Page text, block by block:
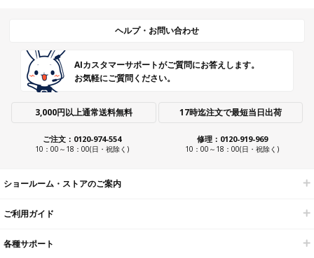
ヘルプ・お問い合わせ
AIカスタマーサポートがご質問にお答えします。
お気軽にご質問ください。
3,000円以上通常送料無料 17時迄注文で最短当日出荷
ご注文：0120-974-554
10：00～18：00(日・祝除く)
修理：0120-919-969
10：00～18：00(日・祝除く)
ショールーム・ストアのご案内
ご利用ガイド
各種サポート